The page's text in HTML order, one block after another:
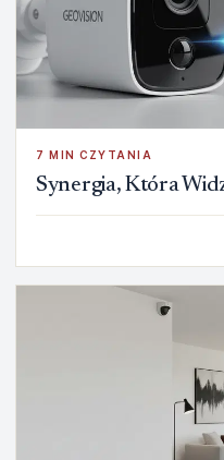
7 MIN CZYTANIA
Synergia, Która